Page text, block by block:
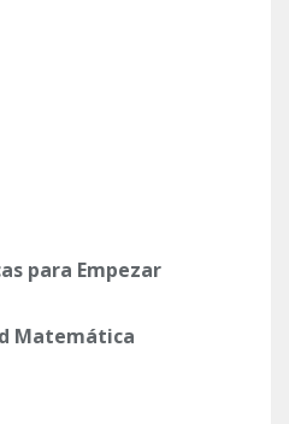
para Empezar
Matemática